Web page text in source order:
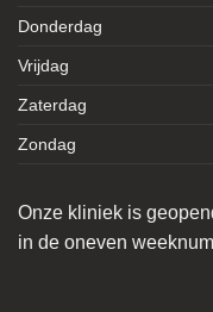
Donderdag
Vrijdag
Zaterdag
Zondag
Onze kliniek is
in de oneven